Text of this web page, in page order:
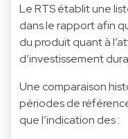
Le RTS établit une
dans le rapport afin
du produit quant à
d’investissement
Une comparaison
périodes de
que l’indication des :